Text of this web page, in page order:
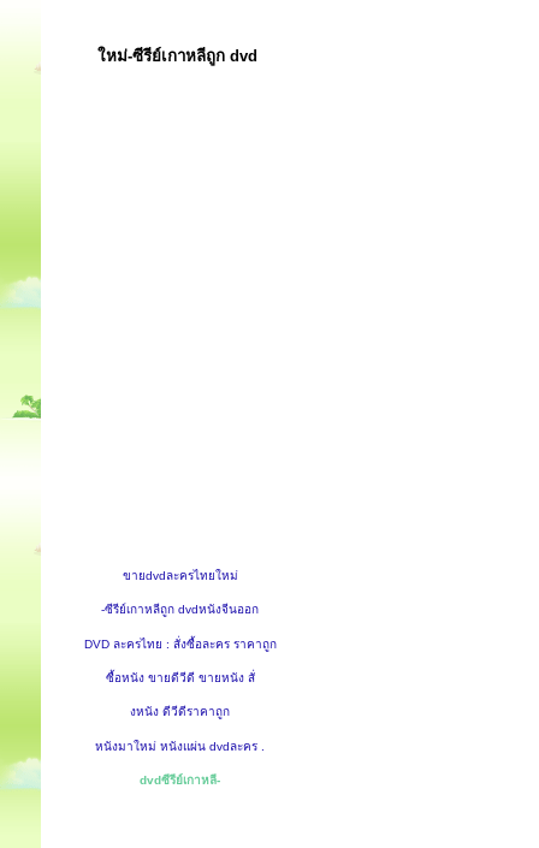
ใหม่-ซีรีย์เกาหลีถูก dvd
ขายdvdละครไทยใหม่
-ซีรีย์เกาหลีถูก dvdหนังจีนออก
DVD ละครไทย : สั่งซื้อละคร ราคาถูก
ซื้อหนัง ขายดีวีดี ขายหนัง สั่
งหนัง ดีวีดีราคาถูก
หนังมาใหม่ หนังแผ่น dvdละคร .
dvdซีรีย์เกาหลี-